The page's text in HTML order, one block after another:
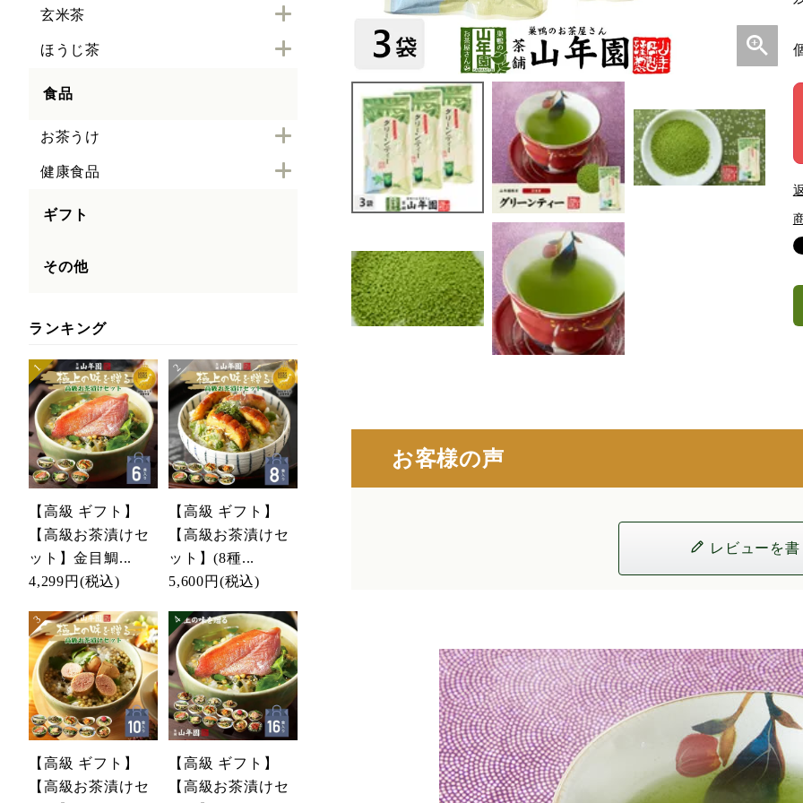
玄米茶
ほうじ茶
食品
お茶うけ
健康食品
ギフト
その他
ランキング
【高級 ギフト】
【高級お茶漬けセ
ット】金目鯛...
4,299円 (税込)
【高級 ギフト】
【高級お茶漬けセ
ット】(8種...
5,600円 (税込)
【高級 ギフト】
【高級お茶漬けセ
【高級 ギフト】
【高級お茶漬けセ
お客様の声
レビューを書